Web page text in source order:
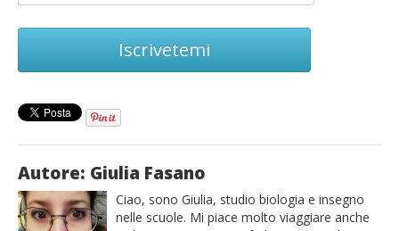
Iscrivetemi
Autore: Giulia Fasano
Ciao, sono Giulia, studio biologia e insegno
nelle scuole. Mi piace molto viaggiare anche